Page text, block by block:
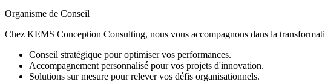
Organisme de Conseil
Chez KEMS Conception Consulting, nous vous accompagnons dans la
Conseil stratégique pour optimiser vos performances.
Accompagnement personnalisé pour vos projets d'innovation.
Solutions sur mesure pour relever vos défis organisationnels.